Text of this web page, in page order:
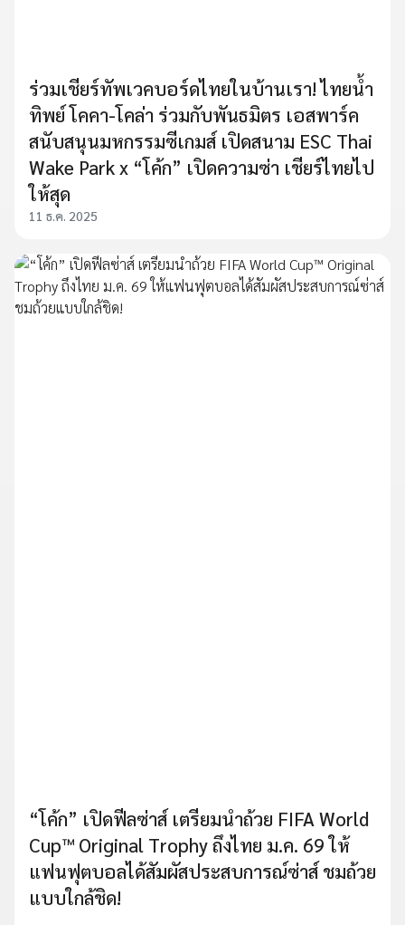
ร่วมเชียร์ทัพเวคบอร์ดไทยในบ้านเรา! ไทยน้ำ
ทิพย์ โคคา-โคล่า ร่วมกับพันธมิตร เอสพาร์ค
สนับสนุนมหกรรมซีเกมส์ เปิดสนาม ESC Thai
Wake Park x “โค้ก” เปิดความซ่า เชียร์ไทยไป
ให้สุด
11 ธ.ค. 2025
“โค้ก” เปิดฟีลซ่าส์ เตรียมนำถ้วย FIFA World
Cup™ Original Trophy ถึงไทย ม.ค. 69 ให้
แฟนฟุตบอลได้สัมผัสประสบการณ์ซ่าส์ ชมถ้วย
แบบใกล้ชิด!